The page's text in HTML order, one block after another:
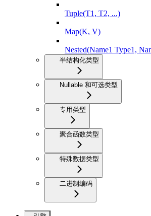
Tuple(T1, T2, ...)
Map(K, V)
Nested(Name1 Type1,
半结构化类型
Nullable 和可选类型
专用类型
聚合函数类型
特殊数据类型
二进制编码